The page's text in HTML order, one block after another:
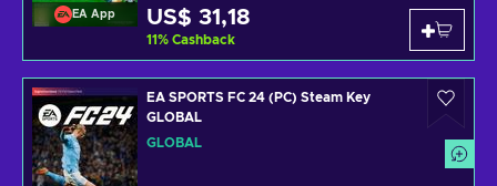
EA App US$ 31,18
11% Cashback
EA SPORTS FC 24 (PC) Steam Key
GLOBAL
GLOBAL